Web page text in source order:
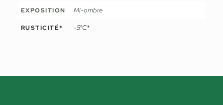
EXPOSITION Mi-ombre
RUSTICITÉ* -5°C*